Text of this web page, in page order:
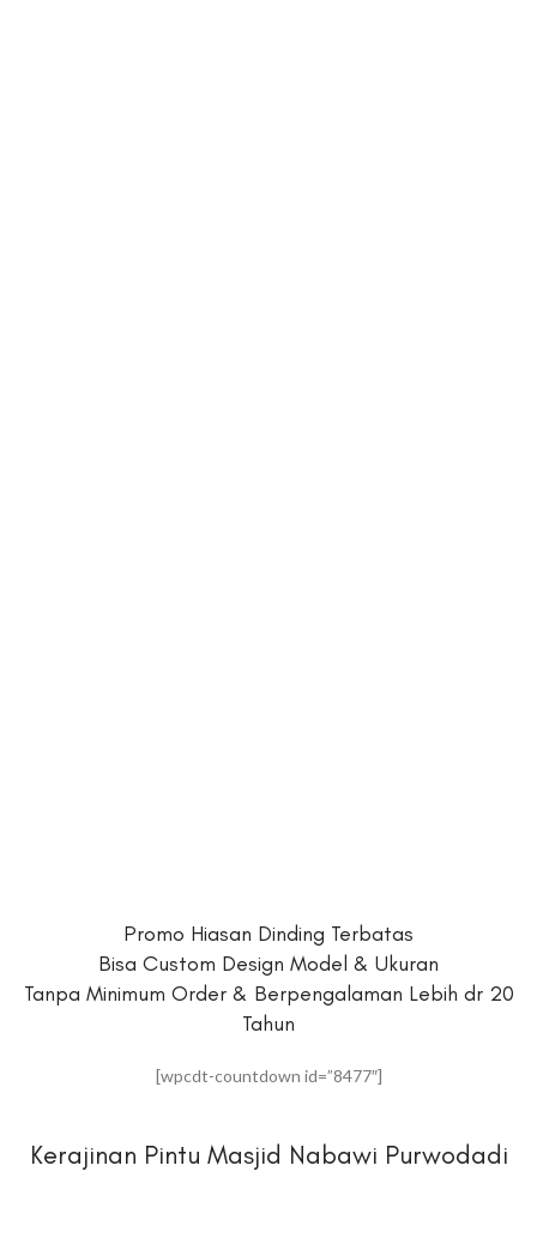
Promo Hiasan Dinding Terbatas
Bisa Custom Design Model & Ukuran
Tanpa Minimum Order & Berpengalaman Lebih dr 20
Tahun
[wpcdt-countdown id=”8477″]
Kerajinan Pintu Masjid Nabawi Purwodadi